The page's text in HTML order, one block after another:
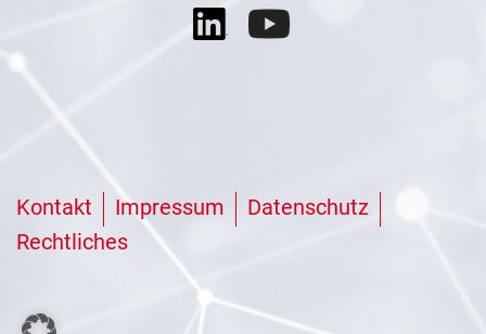
Kontakt Impressum
Datenschutz
Rechtliches